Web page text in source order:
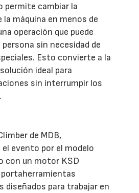
permite cambiar la
máquina en menos de
operación que puede
sin necesidad de
Esto convierte a la
ideal para
sin interrumpir los
de MDB,
evento por el modelo
con un motor KSD
portaherramientas
diseñados para trabajar en